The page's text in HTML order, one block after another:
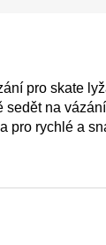
pro skate
na
pro rychlé a